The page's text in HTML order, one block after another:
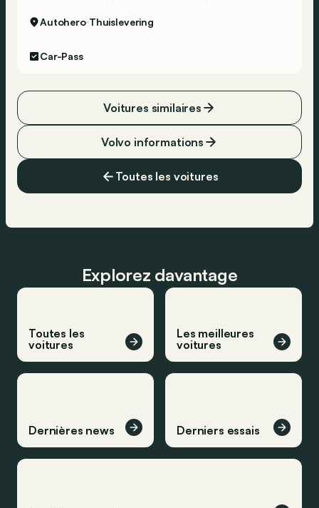
Autohero Thuislevering
Car-Pass
Toutes les voitures
Volvo informations
Voitures similaires
Explorez davantage
Toutes les
voitures
Les meilleures
voitures
Dernières news Derniers essais